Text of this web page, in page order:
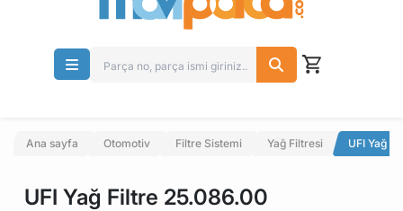
Ana sayfa Otomotiv Filtre Sistemi Yağ Filtresi UFI Yağ
UFI Yağ Filtre 25.086.00